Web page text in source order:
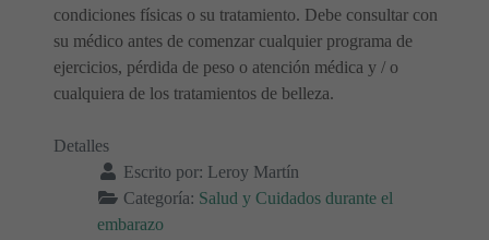
condiciones físicas o su tratamiento. Debe consultar con
su médico antes de comenzar cualquier programa de
ejercicios, pérdida de peso o atención médica y / o
cualquiera de los tratamientos de belleza.
Detalles
Escrito por: Leroy Martín
Categoría: Salud y Cuidados durante el
embarazo